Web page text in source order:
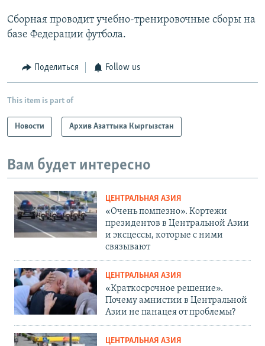
Сборная проводит учебно-тренировочные сборы на
базе Федерации футбола.
Поделиться Follow us
This item is part of
Новости Архив Азаттыка Кыргызстан
Вам будет интересно
ЦЕНТРАЛЬНАЯ АЗИЯ
«Очень помпезно». Кортежи
президентов в Центральной Азии
и эксцессы, которые с ними
связывают
ЦЕНТРАЛЬНАЯ АЗИЯ
«Краткосрочное решение».
Почему амнистии в Центральной
Азии не панацея от проблемы?
ЦЕНТРАЛЬНАЯ АЗИЯ